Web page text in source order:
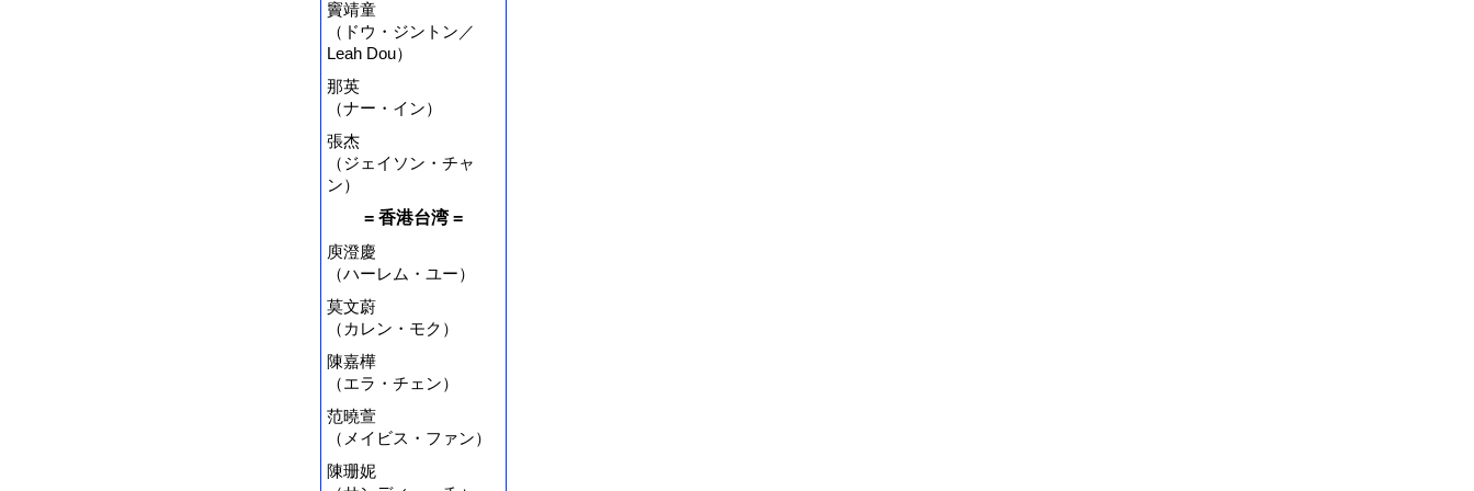
竇靖童
（ドウ・ジントン／
Leah Dou）
那英
（ナー・イン）
張杰
（ジェイソン・チャ
ン）
= 香港台湾 =
庾澄慶
（ハーレム・ユー）
莫文蔚
（カレン・モク）
陳嘉樺
（エラ・チェン）
范曉萱
（メイビス・ファン）
陳珊妮